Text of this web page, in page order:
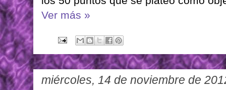
Ver más »
miércoles, 14 de noviembre de